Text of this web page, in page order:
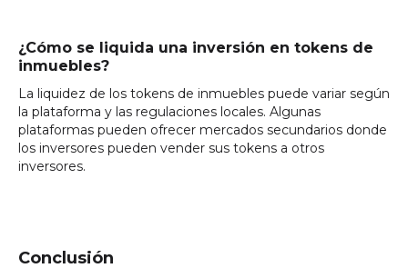
¿Cómo se liquida una inversión en tokens de
inmuebles?
La liquidez de los tokens de inmuebles puede variar según
la plataforma y las regulaciones locales. Algunas
plataformas pueden ofrecer mercados secundarios donde
los inversores pueden vender sus tokens a otros
inversores.
Conclusión